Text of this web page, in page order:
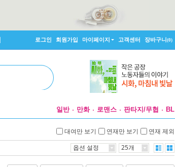
로그인 회원가입 마이페이지 고객센터 장바구니(0)
일반 만화 로맨스 판타지/무협 BL
대여만 보기 연재만 보기 연재 제외
옵션 설정 25개